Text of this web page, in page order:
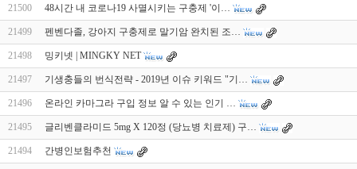
21500 48시간 내 코로나19 사멸시키는 구충제 '이…
21499 펜벤다졸, 강아지 구충제로 말기암 완치된 조…
21498 밍키넷 | MINGKY NET
21497 기생충들의 번식전략 - 2019년 이슈 키워드 "기…
21496 온라인 카마그라 구입 정보 알 수 있는 인기 …
21495 글리벤클라미드 5mg X 120정 (당뇨병 치료제) 구…
21494 간병인보험추천